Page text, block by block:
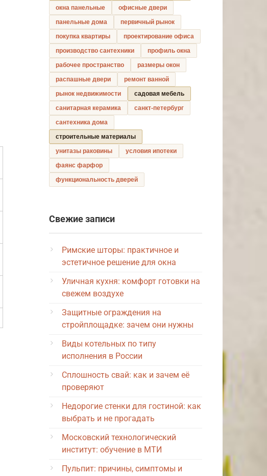
окна панельные
офисные двери
панельные дома
первичный рынок
покупка квартиры
проектирование офиса
производство сантехники
профиль окна
рабочее пространство
размеры окон
распашные двери
ремонт ванной
рынок недвижимости
садовая мебель
санитарная керамика
санкт-петербург
сантехника дома
строительные материалы
унитазы раковины
условия ипотеки
фаянс фарфор
функциональность дверей
Свежие записи
Римские шторы: практичное и
эстетичное решение для окна
Уличная кухня: комфорт готовки на
свежем воздухе
Защитные ограждения на
стройплощадке: зачем они нужны
Виды котельных по типу
исполнения в России
Сплошность свай: как и зачем её
проверяют
Недорогие стенки для гостиной: как
выбрать и не прогадать
Московский технологический
институт: обучение в МТИ
Пульпит: причины, симптомы и